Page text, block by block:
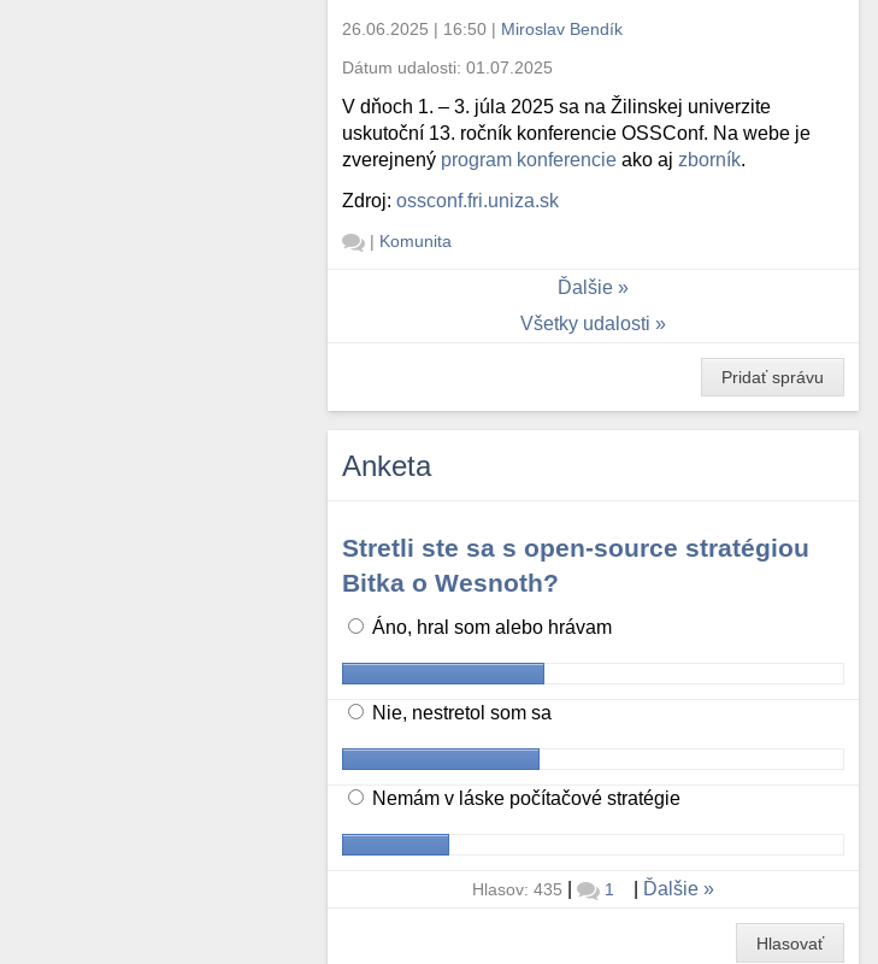
26.06.2025 | 16:50 | Miroslav Bendík
Dátum udalosti:01.07.2025
V dňoch 1. – 3. júla 2025 sa na Žilinskej univerzite
uskutoční 13. ročník konferencie OSSConf. Na webe je
zverejnený program konferencie ako aj zborník.
Zdroj:ossconf.fri.uniza.sk
| Komunita
Ďalšie
Všetky udalosti
Pridať správu
Anketa
Stretli ste sa s open-source stratégiou
Bitka o Wesnoth?
Áno, hral som alebo hrávam
Nie, nestretol som sa
Nemám v láske počítačové stratégie
Hlasov: 435 | 1 Ďalšie
Hlasovať